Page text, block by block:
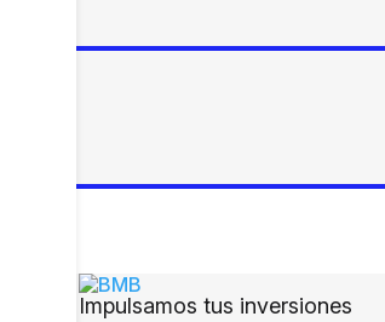
Impulsamos tus inversiones